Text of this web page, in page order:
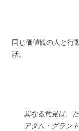
同じ価値観の人と行
話。
異なる意見は、
アダム・グラン